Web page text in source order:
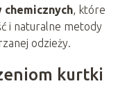
chemicznych, które
i naturalne metody
odzieży.
kurtki